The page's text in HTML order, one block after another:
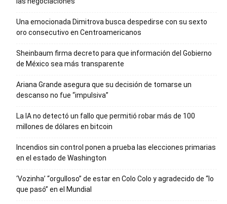
Una emocionada Dimitrova busca despedirse con su sexto
oro consecutivo en Centroamericanos
Sheinbaum firma decreto para que información del Gobierno
de México sea más transparente
Ariana Grande asegura que su decisión de tomarse un
descanso no fue “impulsiva”
La IA no detectó un fallo que permitió robar más de 100
millones de dólares en bitcoin
Incendios sin control ponen a prueba las elecciones primarias
en el estado de Washington
‘Vozinha’ “orgulloso” de estar en Colo Colo y agradecido de “lo
que pasó” en el Mundial